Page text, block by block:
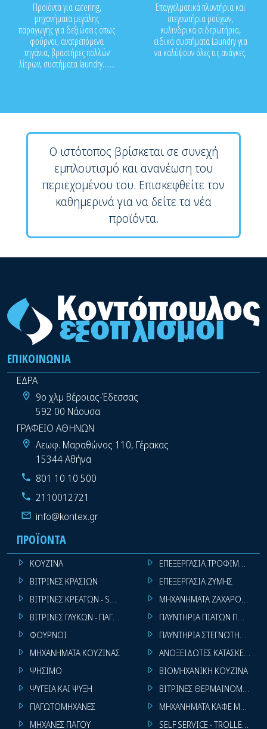
Προϊόντα για catering,
μηχανήματα μεγάλης
παραγωγής για δεξιώσεις όπως
φούρνοι, ανατρεπόμενα
τηγάνια, βραστήρες πολλών
λίτρων, συστήματα laundry.......
Επαγγελματικά πλυντήρια και
στεγνωτήρια ρούχων,
κυλινδρικά σιδερωτήρια,
ειδικά συστήματα Laundry για
να καλύψουν όλες τις ανάγκες.
Ο ιστότοπος βρίσκεται σε συνεχή
εμπλουτισμό και ανανέωση του
περιεχομένου του. Επισκεφθείτε τον
καθημερινά για να δείτε τα νέα
προϊόντα.
ΕΠΙΚΟΙΝΩΝΊΑ
ΕΔΡΑ
9ο χλμ Βέροιας-Έδεσσας
592 00 Νάουσα
ΓΡΑΦΕΙΟ ΑΘΗΝΩΝ
Λεωφ. Μαραθώνος 110, Γέρακας
15344 Αθήνα
801 10 10 500
2110012721
info@kontex.gr
ΠΡΟΪΌΝΤΑ
ΚΟΥΖΙΝΑ
ΒΙΤΡΙΝΕΣ ΚΡΑΣΙΩΝ
ΒΙΤΡΙΝΕΣ ΚΡΕΑΤΩΝ - SUPER MARKET
ΒΙΤΡΙΝΕΣ ΓΛΥΚΩΝ - ΠΑΓΩΤΩΝ
ΦΟΥΡΝΟΙ
ΜΗΧΑΝΗΜΑΤΑ ΚΟΥΖΙΝΑΣ
ΨΗΣΙΜΟ
ΨΥΓΕΙΑ ΚΑΙ ΨΥΞΗ
ΠΑΓΩΤΟΜΗΧΑΝΕΣ
ΜΗΧΑΝΕΣ ΠΑΓΟΥ
ΕΠΕΞΕΡΓΑΣΙΑ ΤΡΟΦΙΜΩΝ
ΕΠΕΞΕΡΓΑΣΙΑ ΖΥΜΗΣ
ΜΗΧΑΝΗΜΑΤΑ
ΠΛΥΝΤΗΡΙΑ ΠΙΑΤΩΝ
ΠΛΥΝΤΗΡΙΑ ΣΤΕΓΝΩΤΗΡΙΑ
ΑΝΟΞΕΙΔΩΤΕΣ ΚΑΤΑΣΚΕΥΕΣ
ΒΙΟΜΗΧΑΝΙΚΗ ΚΟΥΖΙΝΑ
ΒΙΤΡΙΝΕΣ ΘΕΡΜΑΙΝΟΜΕΝΕΣ
ΜΗΧΑΝΗΜΑΤΑ ΚΑΦΕ ΜΠΑΡ
SELF SERVICE - TROLLEY -